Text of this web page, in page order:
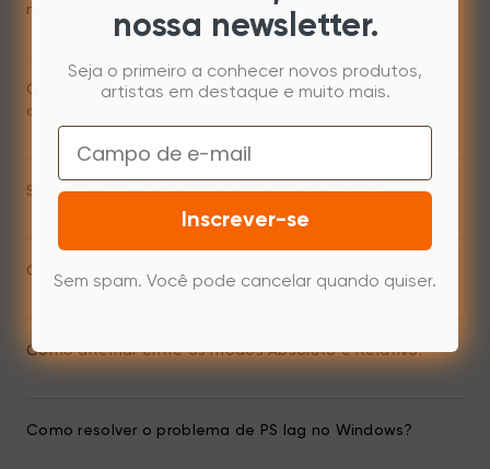
monitoramento de entrada do Mac 10.15
Quando o Star se conecta ao computador, mas o
cursor da caneta não pode se mover
Série Star não pode usar a pressão da caneta
Como instalar o driver XPPen Linux no Ubuntu 16.10?
Como alternar entre os modos Absoluto e Relativo?
Como resolver o problema de PS lag no Windows?
nossa newsletter.
Seja o primeiro a conhecer novos produtos,
artistas em destaque e muito mais.
Email
Inscrever-se
Sem spam. Você pode cancelar quando quiser.